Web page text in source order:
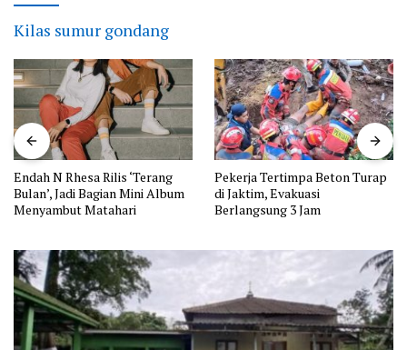
Kilas sumur gondang
Endah N Rhesa Rilis ‘Terang
Bulan’, Jadi Bagian Mini Album
Menyambut Matahari
Pekerja Tertimpa Beton Turap
di Jaktim, Evakuasi
Berlangsung 3 Jam